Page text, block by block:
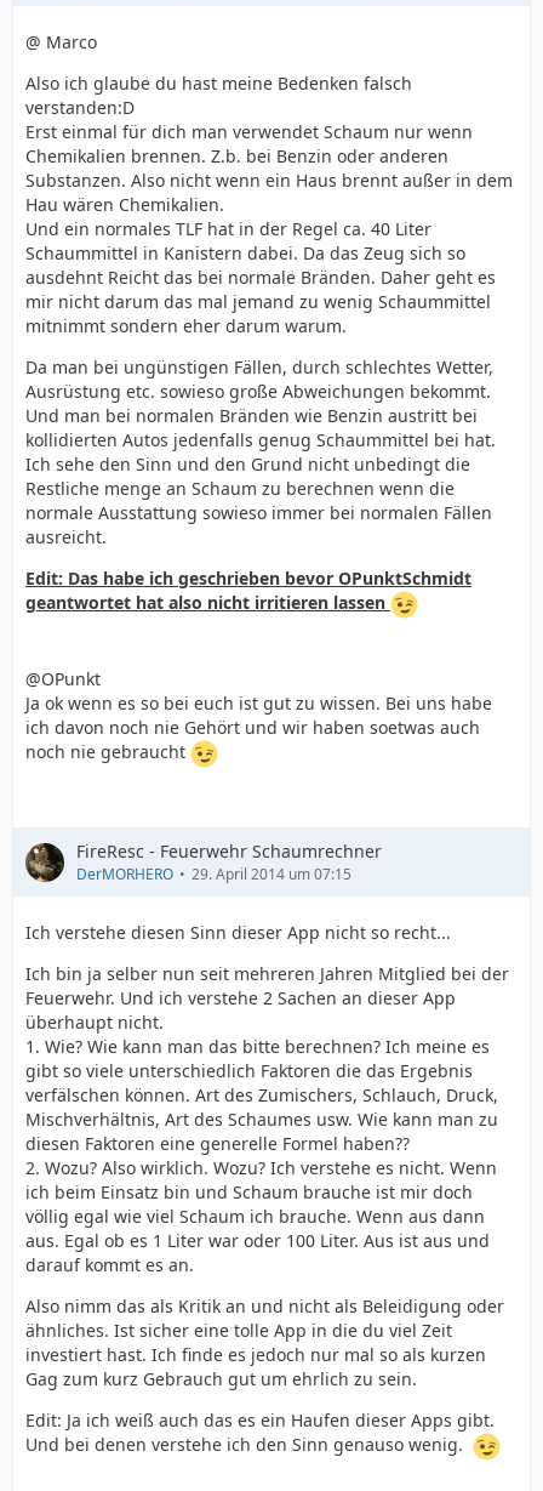
@ Marco
Also ich glaube du hast meine Bedenken falsch
verstanden:D
Erst einmal für dich man verwendet Schaum nur wenn
Chemikalien brennen. Z.b. bei Benzin oder anderen
Substanzen. Also nicht wenn ein Haus brennt außer in dem
Hau wären Chemikalien.
Und ein normales TLF hat in der Regel ca. 40 Liter
Schaummittel in Kanistern dabei. Da das Zeug sich so
ausdehnt Reicht das bei normale Bränden. Daher geht es
mir nicht darum das mal jemand zu wenig Schaummittel
mitnimmt sondern eher darum warum.
Da man bei ungünstigen Fällen, durch schlechtes Wetter,
Ausrüstung etc. sowieso große Abweichungen bekommt.
Und man bei normalen Bränden wie Benzin austritt bei
kollidierten Autos jedenfalls genug Schaummittel bei hat.
Ich sehe den Sinn und den Grund nicht unbedingt die
Restliche menge an Schaum zu berechnen wenn die
normale Ausstattung sowieso immer bei normalen Fällen
ausreicht.
Edit: Das habe ich geschrieben bevor OPunktSchmidt
geantwortet hat also nicht irritieren lassen
@OPunkt
Ja ok wenn es so bei euch ist gut zu wissen. Bei uns habe
ich davon noch nie Gehört und wir haben soetwas auch
noch nie gebraucht
FireResc - Feuerwehr Schaumrechner
DerMORHERO 29. April 2014 um 07:15
Ich verstehe diesen Sinn dieser App nicht so recht...
Ich bin ja selber nun seit mehreren Jahren Mitglied bei der
Feuerwehr. Und ich verstehe 2 Sachen an dieser App
überhaupt nicht.
1. Wie? Wie kann man das bitte berechnen? Ich meine es
gibt so viele unterschiedlich Faktoren die das Ergebnis
verfälschen können. Art des Zumischers, Schlauch, Druck,
Mischverhältnis, Art des Schaumes usw. Wie kann man zu
diesen Faktoren eine generelle Formel haben??
2. Wozu? Also wirklich. Wozu? Ich verstehe es nicht. Wenn
ich beim Einsatz bin und Schaum brauche ist mir doch
völlig egal wie viel Schaum ich brauche. Wenn aus dann
aus. Egal ob es 1 Liter war oder 100 Liter. Aus ist aus und
darauf kommt es an.
Also nimm das als Kritik an und nicht als Beleidigung oder
ähnliches. Ist sicher eine tolle App in die du viel Zeit
investiert hast. Ich finde es jedoch nur mal so als kurzen
Gag zum kurz Gebrauch gut um ehrlich zu sein.
Edit: Ja ich weiß auch das es ein Haufen dieser Apps gibt.
Und bei denen verstehe ich den Sinn genauso wenig.